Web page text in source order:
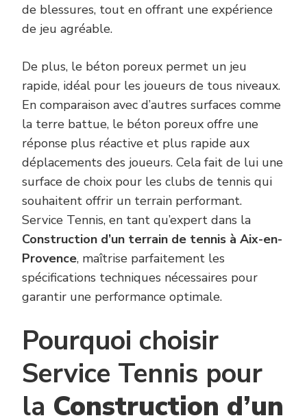
de blessures, tout en offrant une expérience
de jeu agréable.
De plus, le béton poreux permet un jeu
rapide, idéal pour les joueurs de tous niveaux.
En comparaison avec d’autres surfaces comme
la terre battue, le béton poreux offre une
réponse plus réactive et plus rapide aux
déplacements des joueurs. Cela fait de lui une
surface de choix pour les clubs de tennis qui
souhaitent offrir un terrain performant.
Service Tennis, en tant qu’expert dans la
Construction d’un terrain de tennis à Aix-en-
Provence, maîtrise parfaitement les
spécifications techniques nécessaires pour
garantir une performance optimale.
Pourquoi choisir
Service Tennis pour
la Construction d’un